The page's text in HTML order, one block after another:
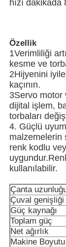
Ambalaj
Uzmanlıklı
hızı
Özellik
1Verimliliği
kesme ve
2Hijyenini
kaçının.
3Servo motor
dijital işlem,
torbaları
4. Güçlü
malzemelerin
renk kodlu
kullanılabilir.
Çanta
Çuval genişliği
Güç kaynağı
Toplam güç
Net ağırlık
Makine Boyutu